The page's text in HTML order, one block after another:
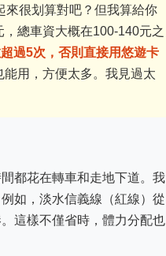
來很划算對吧？但我算給你
總車資大概在100-140元之
過5次，否則直接用悠遊卡
用，方便太多。我見過太
都花在轉車和走地下道。我
如，淡水信義線（紅線）從
這樣不僅省時，體力分配也